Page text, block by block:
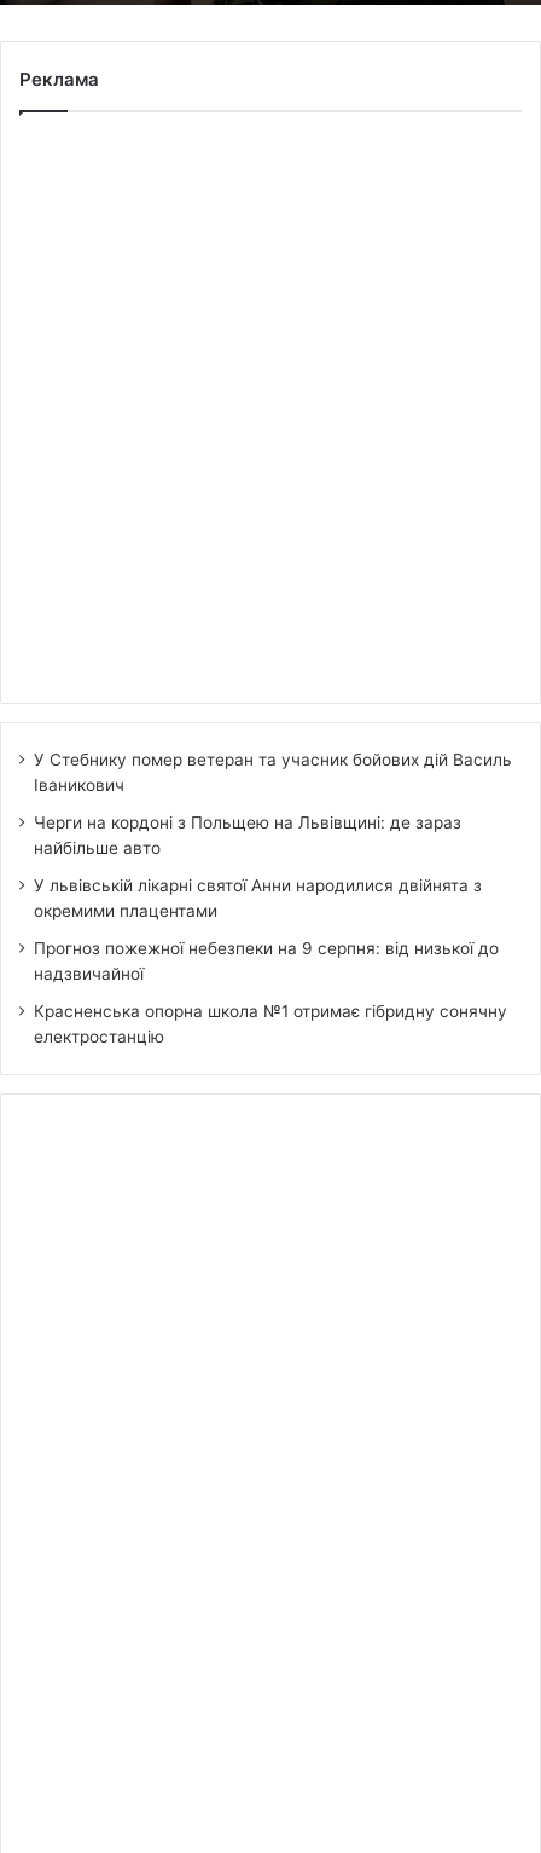
Реклама
У Стебнику помер ветеран та учасник бойових дій Василь
Іваникович
Черги на кордоні з Польщею на Львівщині: де зараз
найбільше авто
У львівській лікарні святої Анни народилися двійнята з
окремими плацентами
Прогноз пожежної небезпеки на 9 серпня: від низької до
надзвичайної
Красненська опорна школа №1 отримає гібридну сонячну
електростанцію